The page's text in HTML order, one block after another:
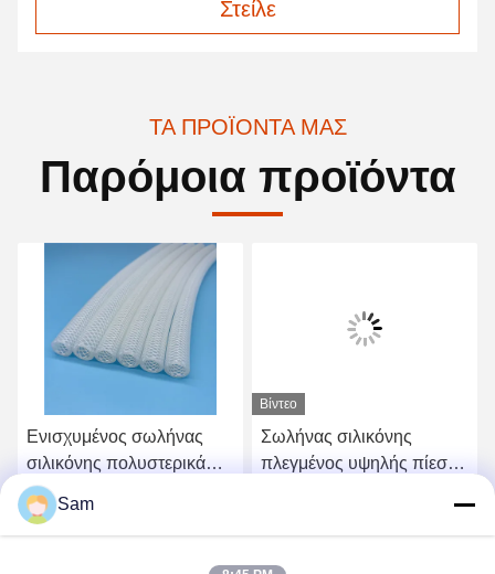
Στείλε
ΤΑ ΠΡΟΪΌΝΤΑ ΜΑΣ
Παρόμοια προϊόντα
Ενισχυμένος σωλήνας
σιλικόνης πολυστερικά
πλεγμένος ανθεκτικός σε
υψηλές θερμοκρασίες σε
φαρμακευτικά δοχεία
Βρείτε την καλύτερη τιμή
Βίντεο
Σωλήνας σιλικόνης
πλεγμένος υψηλής πίεσης
Sam